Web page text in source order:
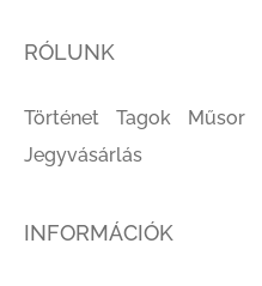
RÓLUNK
Történet Tagok Műsor
Jegyvásárlás
INFORMÁCIÓK